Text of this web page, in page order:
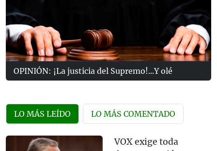
OPINIÓN: ¡La justicia del Supremo!...Y olé
LO MÁS LEÍDO LO MÁS COMENTADO
VOX exige toda